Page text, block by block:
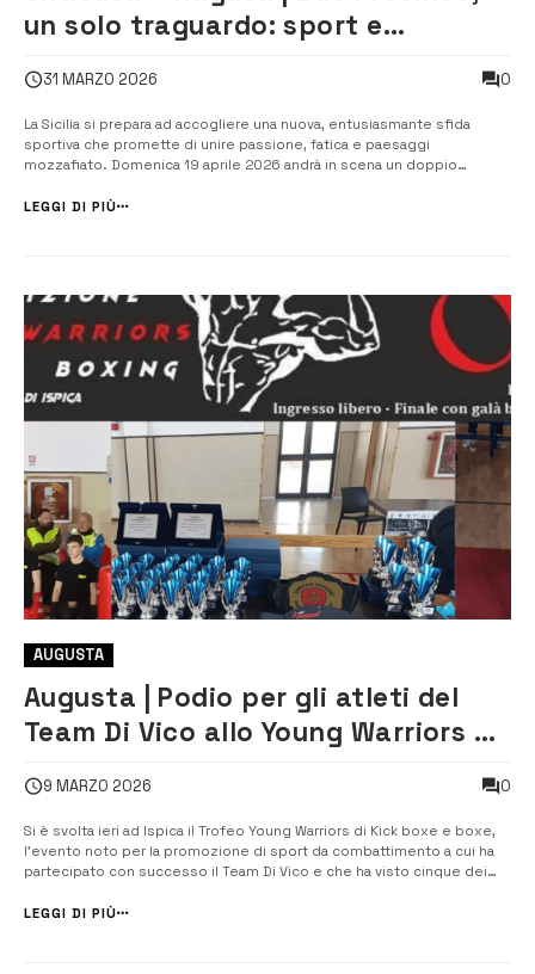
un solo traguardo: sport e
Ispica e Pozzallo
31 MARZO 2026 0
La Sicilia si prepara ad accogliere una nuova, entusiasmante sfida
sportiva che promette di unire passione, fatica e paesaggi
mozzafiato. Domenica 19 aprile 2026 andrà in scena un doppio
Maratona delle Due Province – Memorial Piero Assenza e la Moncada
LEGGI DI PIÙ
AUGUSTA
Augusta | Podio per gli atleti del
Team Di Vico allo Young Warriors di
9 MARZO 2026 0
Si è svolta ieri ad Ispica il Trofeo Young Warriors di Kick boxe e boxe,
l’evento noto per la promozione di sport da combattimento a cui ha
partecipato con successo il Team Di Vico e che ha visto cinque dei
distinti […]
LEGGI DI PIÙ